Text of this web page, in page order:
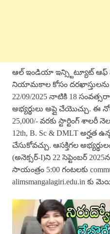
ఆల్ ఇండియా ఇన్స్టిట్యూట్ ఆఫ్
నియామకాల కోసం దరఖాస్తులను
22/09/2025 నాటికి 18
అభ్యర్థులు అప్లై చేయొచ్చు. ఈ
25,000/- వరకు స్టార్టింగ్ శాలరీ
12th, B. Sc & DMLT అర్హత
చేసుకోవచ్చు. ఆసక్తిగల
(అనెక్సర్-I)ని 22 సెప్టెంబర్
సాయంత్రం 5:00 గంటలకు
alimsmangalagiri.edu.in